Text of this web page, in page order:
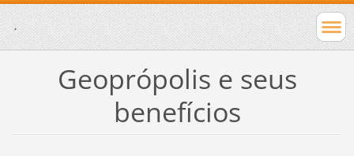
.
Geoprópolis e seus
benefícios